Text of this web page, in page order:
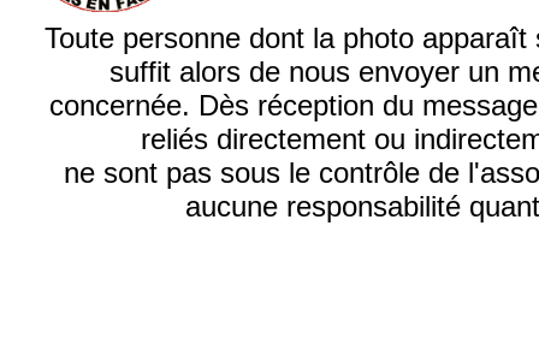
Toute personne dont la photo
suffit alors de nous envoyer un
concernée. Dès réception du
reliés directement ou
ne sont pas sous le contrôle de
aucune responsabilité